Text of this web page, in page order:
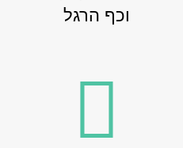
וכף הרגל